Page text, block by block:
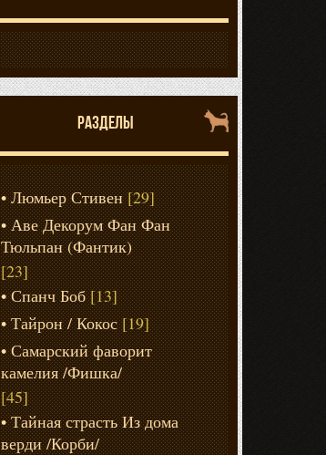
РАЗДЕЛЫ
Люмьер Стивен [29]
Аве Декорум Фан Фан
Тюльпан (Фантик)
[23]
Спанч Боб [13]
Тайрон / Кокос [19]
Самарский фаворит
камелия /Фишка/
[45]
Тайная страсть Из дома
верди /Корби/